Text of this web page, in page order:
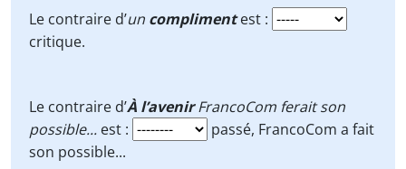
Le contraire d’un compliment est :
critique.
Le contraire d’À l’avenirFrancoCom ferait son
possible... est :
passé, FrancoCom a fait
son possible...